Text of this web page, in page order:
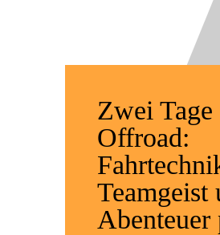
Zwei Tage
Offroad:
Teamgeist
Abenteuer